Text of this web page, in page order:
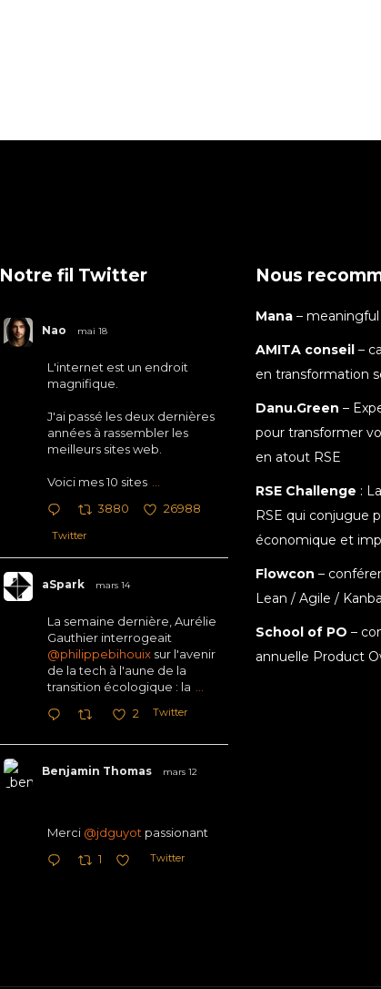
Notre fil Twitter
Nao mai 18
L'internet est un endroit
magnifique.
J'ai passé les deux dernières
années à rassembler les
meilleurs sites web.
Voici mes 10 sites
3880 26988
Twitter
aSpark mars 14
La semaine dernière, Aurélie
Gauthier interrogeait
@philippebihouixsur l'avenir
de la tech à l'aune de la
transition écologique : la
2 Twitter
Benjamin Thomas mars 12
Merci @jdguyot passionant
1 Twitter
Nous
Mana –
AMITA conseil –
en transformation
Danu.Green –
pour transformer
en atout RSE
RSE Challenge :
RSE qui conjugue
économique et
Flowcon –
Lean / Agile /
School of PO –
annuelle Product